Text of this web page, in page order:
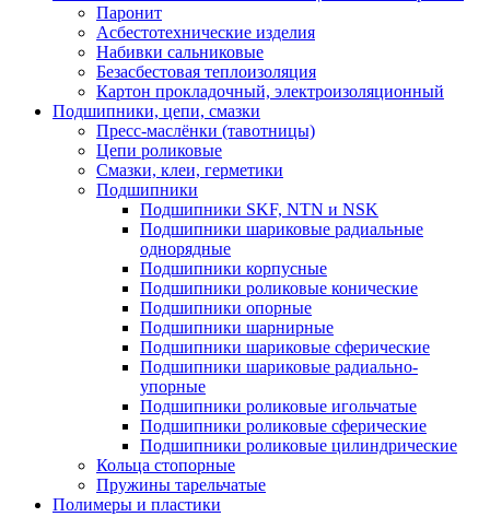
Паронит
Асбестотехнические изделия
Набивки сальниковые
Безасбестовая теплоизоляция
Картон прокладочный, электроизоляционный
Подшипники, цепи, смазки
Пресс-маслёнки (тавотницы)
Цепи роликовые
Смазки, клеи, герметики
Подшипники
Подшипники SKF, NTN и NSK
Подшипники шариковые радиальные
однорядные
Подшипники корпусные
Подшипники роликовые конические
Подшипники опорные
Подшипники шарнирные
Подшипники шариковые сферические
Подшипники шариковые радиально-
упорные
Подшипники роликовые игольчатые
Подшипники роликовые сферические
Подшипники роликовые цилиндрические
Кольца стопорные
Пружины тарельчатые
Полимеры и пластики